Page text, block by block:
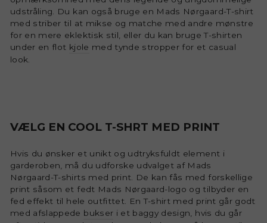
udstråling. Du kan også bruge en Mads Nørgaard-T-shirt
med striber til at mikse og matche med andre mønstre
for en mere eklektisk stil, eller du kan bruge T-shirten
under en flot kjole med tynde stropper for et casual
look.
VÆLG EN COOL T-SHRT MED PRINT
Hvis du ønsker et unikt og udtryksfuldt element i
garderoben, må du udforske udvalget af Mads
Nørgaard-T-shirts med print. De kan fås med forskellige
print såsom et fedt Mads Nørgaard-logo og tilbyder en
fed effekt til hele outfittet. En T-shirt med print går godt
med afslappede bukser i et baggy design, hvis du går